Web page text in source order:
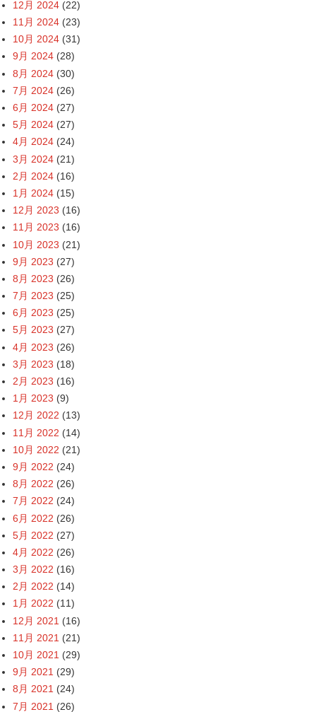
12月 2024 (22)
11月 2024 (23)
10月 2024 (31)
9月 2024 (28)
8月 2024 (30)
7月 2024 (26)
6月 2024 (27)
5月 2024 (27)
4月 2024 (24)
3月 2024 (21)
2月 2024 (16)
1月 2024 (15)
12月 2023 (16)
11月 2023 (16)
10月 2023 (21)
9月 2023 (27)
8月 2023 (26)
7月 2023 (25)
6月 2023 (25)
5月 2023 (27)
4月 2023 (26)
3月 2023 (18)
2月 2023 (16)
1月 2023 (9)
12月 2022 (13)
11月 2022 (14)
10月 2022 (21)
9月 2022 (24)
8月 2022 (26)
7月 2022 (24)
6月 2022 (26)
5月 2022 (27)
4月 2022 (26)
3月 2022 (16)
2月 2022 (14)
1月 2022 (11)
12月 2021 (16)
11月 2021 (21)
10月 2021 (29)
9月 2021 (29)
8月 2021 (24)
7月 2021 (26)